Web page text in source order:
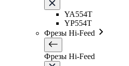
YA554T
YP554T
Фрезы Hi-Feed
Фрезы Hi-Feed